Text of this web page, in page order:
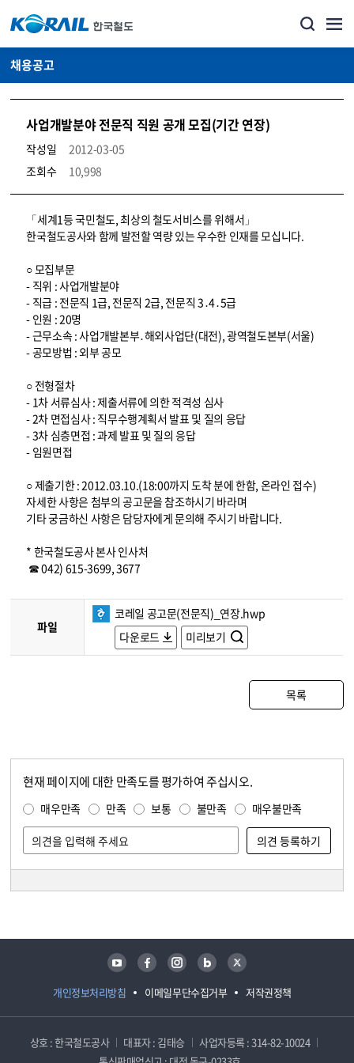
채용공고
사업개발분야 전문직 직원 공개 모집(기간 연장)
작성일
2012-03-05
조회수
10,998
코레일소개_경영공시_채용공고 상세보기 – 내용, 파일, 담당자 연락처로 구성
「세계1등 국민철도, 최상의 철도서비스를 위해서」
한국철도공사와 함께 발전할 역량 있는 우수한 인재를 모십니다.
○ 모집부문
- 직위 : 사업개발분야
- 직급 : 전문직 1급, 전문직 2급, 전문직 3․4․5급
- 인원 : 20명
- 근무소속 : 사업개발본부․해외사업단(대전), 광역철도본부(서울)
- 공모방법 : 외부 공모
○ 전형절차
- 1차 서류심사 : 제출서류에 의한 적격성 심사
- 2차 면접심사 : 직무수행계획서 발표 및 질의 응답
- 3차 심층면접 : 과제 발표 및 질의 응답
- 임원면접
○ 제출기한 : 2012.03.10.(18:00까지 도착 분에 한함, 온라인 접수)
자세한 사항은 첨부의 공고문을 참조하시기 바라며
기타 궁금하신 사항은 담당자에게 문의해 주시기 바랍니다.
* 한국철도공사 본사 인사처
☎ 042) 615-3699, 3677
파일
코레일 공고문(전문직)_연장.hwp
다운로드
미리보기
목록
현재 페이지에 대한 만족도를 평가하여 주십시오.
매우만족 만족 보통 불만족 매우불만족
개인정보처리방침 이메일무단수집거부 저작권정책
유튜브 페이스북 인스타그램 블로그 트위터
상호 : 한국철도공사 대표자 : 김태승
사업자등록 : 314-82-10024